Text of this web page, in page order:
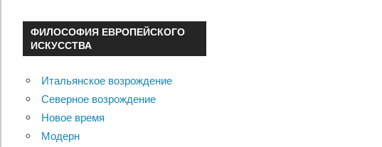
ФИЛОСОФИЯ ЕВРОПЕЙСКОГО
ИСКУССТВА
Итальянское возрождение
Северное возрождение
Новое время
Модерн